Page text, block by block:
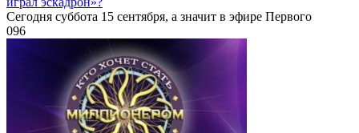
Сегодня суббота 15 сентября, а значит в эфире Первого
096